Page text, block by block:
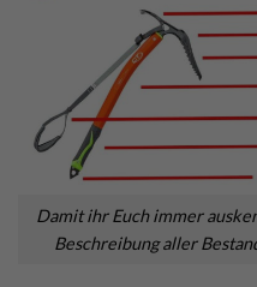
Damit ihr Euch immer
Beschreibung aller